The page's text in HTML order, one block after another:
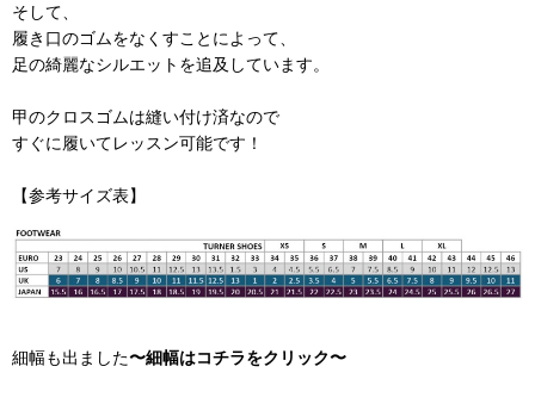
そして、
履き口のゴムをなくすことによって、
足の綺麗なシルエットを追及しています。
甲のクロスゴムは縫い付け済なので
すぐに履いてレッスン可能です！
【参考サイズ表】
細幅も出ました〜細幅はコチラをクリック〜